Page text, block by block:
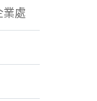
業處